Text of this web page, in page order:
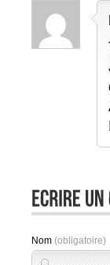
Nom (obligatoire)